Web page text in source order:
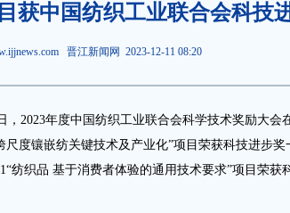
获中国纺织工业联合会科技
晋江新闻网 2023-12-11 08:20
，2023年度中国纺织工业联合会科学技术奖励大会
度镶嵌纺关键技术及产业化”项目荣获科技进步奖
纺织品 基于消费者体验的通用技术要求”项目荣获